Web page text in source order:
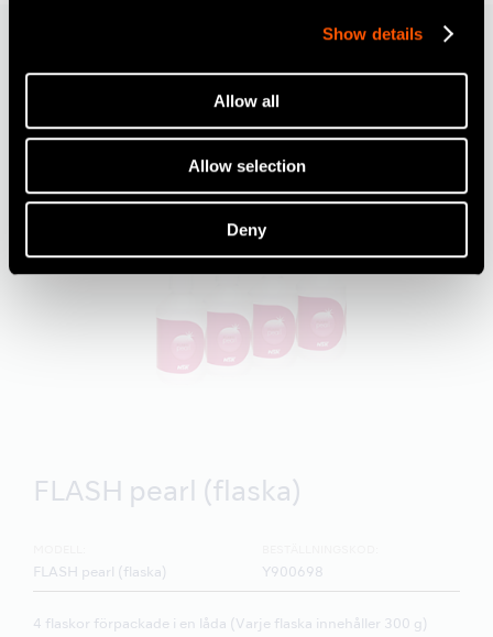
Show details
Allow all
Allow selection
Deny
Tillval & Tillbehör
FLASH pearl (flaska)
FLASH pearl (flaska) Y900698
4 flaskor förpackade i en låda (Varje flaska innehåller 300 g)